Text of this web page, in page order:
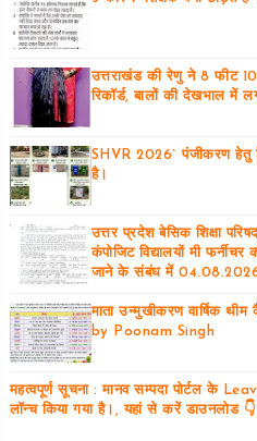
उत्तराखंड की रेणु ने 8 फीट 10
रिकॉर्ड, बालों की देखभाल में
SHVR 2026` पंजीकरण हेतु
है।
उत्तर प्रदेश बेसिक शिक्षा
कंपोजिट विद्यालयों मी
जाने के संबंध में
माता उन्मुखीकरण वार्षिक
by Poonam Singh
महत्वपूर्ण सूचना : मानव सम्पदा पोर्टल के
लॉन्च किया गया है।, यहां से करें डाउनलोड 👇